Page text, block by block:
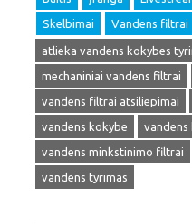
Skelbimai
Vandens filtrai
atlieka vandens kokybes
mechaniniai vandens filtrai
vandens filtrai atsiliepimai
vandens kokybe
vandens
vandens minkstinimo filtrai
vandens tyrimas